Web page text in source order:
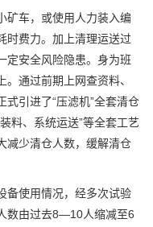
车，或使用人力装入编
时费力。加上清理运送过
定安全风险隐患。身为班
通过前期上网查资料、
引进了“压滤机”全套清仓
料、系统运送”等全套工艺
减少清仓人数，缓解清仓
使用情况，经多次试验
数由过去8—10人缩减至6